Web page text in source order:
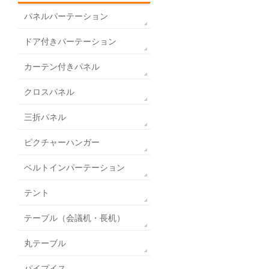
パネルパーテーション
ドア付きパーテーション
カーテン付きパネル
クロスパネル
三折パネル
ピクチャーハンガー
ベルトインパーテーション
テント
テーブル（会議机・長机）
丸テーブル